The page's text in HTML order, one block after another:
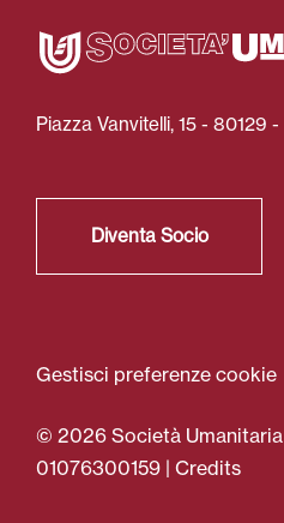
Piazza Vanvitelli, 15 - 80129
Diventa Socio
Gestisci preferenze cookie
© 2026 Società Umanitaria
01076300159 | Credits